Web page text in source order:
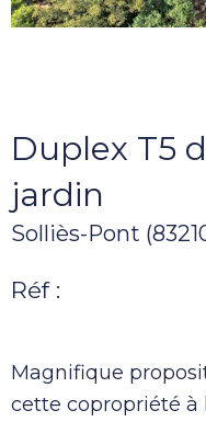
Duplex T5
jardin
Solliès-Pont
Réf :
Magnifique
cette copropriété à